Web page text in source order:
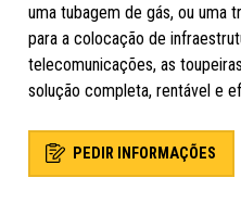
uma tubagem de gás, ou uma
para a colocação de
telecomunicações, as
solução completa, rentável e
PEDIR INFORMAÇÕES